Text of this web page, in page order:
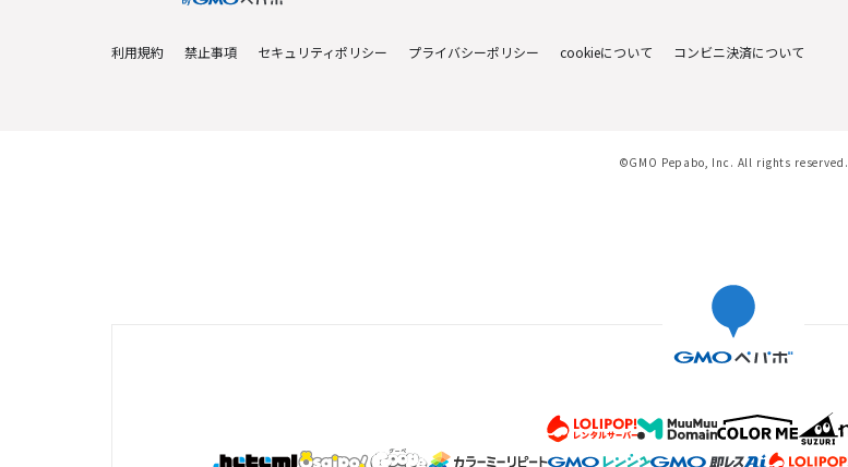
利用規約 禁止事項 セキュリティポリシー プライバシーポリシー cookieについて コンビニ決済について
©GMO Pepabo, Inc. All rights reserved.